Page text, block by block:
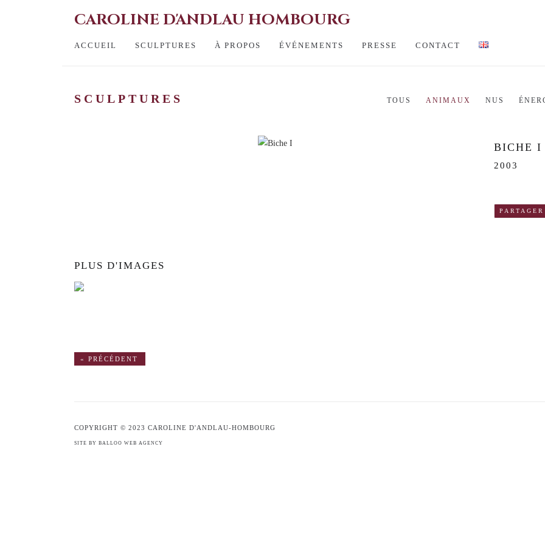
CAROLINE D'ANDLAU HOMBOURG
ACCUEIL SCULPTURES À PROPOS ÉVÉNEMENTS PRESSE CONTACT
SCULPTURES TOUS ANIMAUX NUS
BICHE I
2003
PARTAGER
PLUS D'IMAGES
« PRÉCÉDENT
COPYRIGHT © 2023 CAROLINE D'ANDLAU-HOMBOURG
SITE BY BALLOO WEB AGENCY